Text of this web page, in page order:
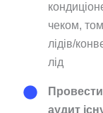
чеком,
лідів/
лід
аудит